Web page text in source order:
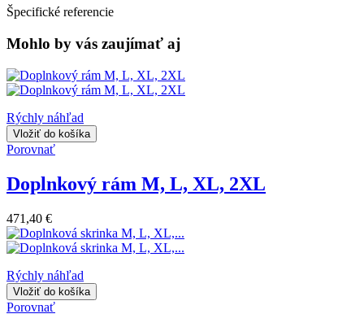
Špecifické referencie
Mohlo by vás zaujímať aj
Rýchly náhľad
Vložiť do košíka
Porovnať
Doplnkový rám M, L, XL, 2XL
471,40 €
Rýchly náhľad
Vložiť do košíka
Porovnať